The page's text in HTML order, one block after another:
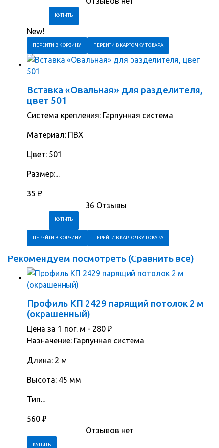
New!
ПЕРЕЙТИ В КОРЗИНУ ПЕРЕЙТИ В КАРТОЧКУ ТОВАРА
Вставка «Овальная» для разделителя,
цвет 501
Система крепления: Гарпунная система
Материал: ПВХ
Цвет: 501
Размер:...
35 ₽
36 Отзывы
ПЕРЕЙТИ В КОРЗИНУ ПЕРЕЙТИ В КАРТОЧКУ ТОВАРА
Рекомендуем посмотреть (Сравнить все)
Профиль КП 2429 парящий потолок 2 м
(окрашенный)
Цена за 1 пог. м - 280 ₽
Назначение: Гарпунная система
Длина: 2 м
Высота: 45 мм
Тип...
560 ₽
Отзывов нет